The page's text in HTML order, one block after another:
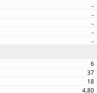
..
..
..
..
..
6
37
18
4,80